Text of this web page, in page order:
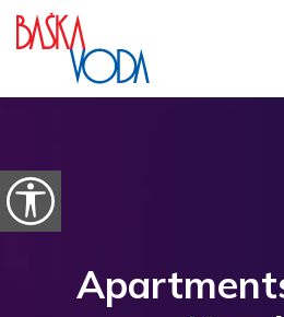
Preskoči na vsebino
Odpri možnosti dostopnosti